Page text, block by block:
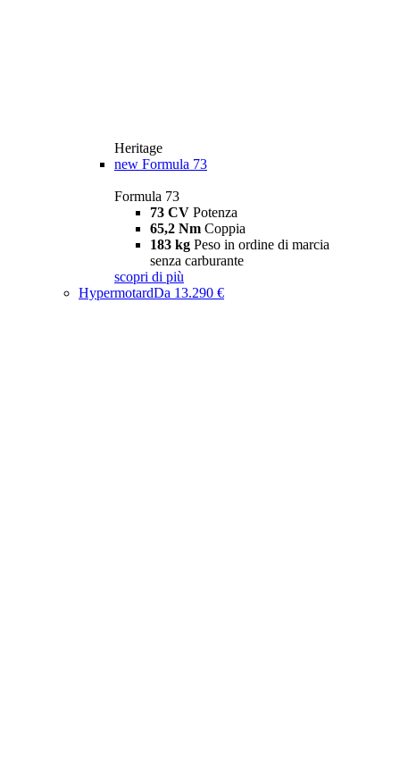
Heritage
new Formula 73
Formula 73
73 CV Potenza
65,2 Nm Coppia
183 kg Peso in ordine di marcia
senza carburante
scopri di più
HypermotardDa 13.290 €